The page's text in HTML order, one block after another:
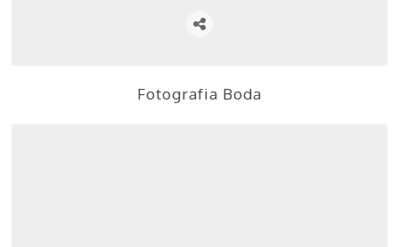
Fotografia Boda